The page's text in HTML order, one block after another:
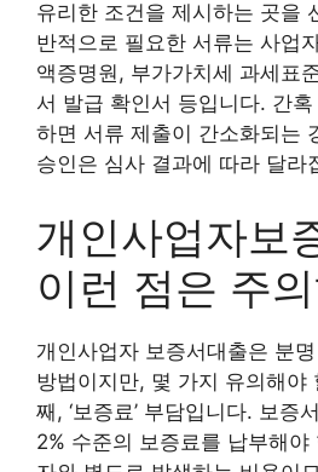
유리한 조건을 제시하는 곳을
반적으로 필요한 서류는 사업
액증명원, 부가가치세 과세표
서 발급 확인서 등입니다. 간
하면 서류 제출이 간소화되는
승인은 심사 결과에 따라 달라
개인사업자보
이런 점은 주
개인사업자 보증서대출은 분
방법이지만, 몇 가지 유의해야
째, ‘보증료’ 부담입니다. 보증
2% 수준의 보증료를 납부해야